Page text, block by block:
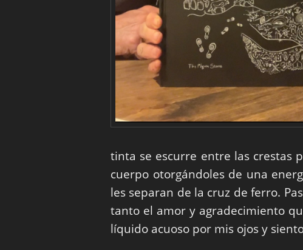
tinta se escurre entre las crestas
cuerpo otorgándoles de una
les separan de la cruz de ferro.
tanto el amor y agradecimiento
líquido acuoso por mis ojos y